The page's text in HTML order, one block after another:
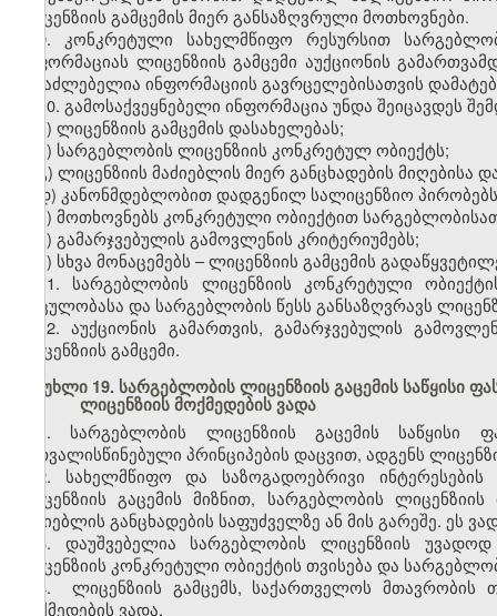
ლიცენზიის გამცემის მიერ განსაზღვრული მოთხოვნები.
9. კონკრეტული სახელმწიფო რესურსით
ინფორმაციას ლიცენზიის გამცემი აუქციონის
შესაძლებელია ინფორმაციის გავრცელებისათვის
10. გამოსაქვეყნებელი ინფორმაცია უნდა შეიცავდეს
ა) ლიცენზიის გამცემის დასახელებას;
ბ) სარგებლობის ლიცენზიის კონკრეტულ ობიექტს;
გ) ლიცენზიის მაძიებლის მიერ განცხადების მიღებისა
დ) კანონმდებლობით დადგენილ სალიცენზიო
ე) მოთხოვნებს კონკრეტული ობიექტით
ვ) გამარჯვებულის გამოვლენის კრიტერიუმებს;
ზ) სხვა მონაცემებს – ლიცენზიის გამცემის
11. სარგებლობის ლიცენზიის კონკრეტული
მოცულობასა და სარგებლობის წესს განსაზღვრავს
12. აუქციონის გამართვის, გამარჯვებულის
ლიცენზიის გამცემი.
მუხლი 19. სარგებლობის ლიცენზიის გაცემის საწყისი
ლიცენზიის მოქმედების ვადა
1. სარგებლობის ლიცენზიის გაცემის საწყისი
გათვალისწინებული პრინციპების დაცვით, ადგენს
2. სახელმწიფო და საზოგადოებრივი
ლიცენზიის გაცემის მიზნით, სარგებლობის
მაძიებლის განცხადების საფუძველზე ან მის გარეშე. ეს
3. დაუშვებელია სარგებლობის ლიცენზიის
ლიცენზიის კონკრეტული ობიექტის თვისება და
4. ლიცენზიის გამცემს, საქართველოს მთავრობის
მოქმედების ვადა.